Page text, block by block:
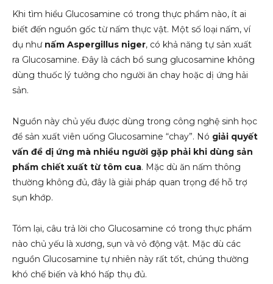
Khi tìm hiểu Glucosamine có trong thực phẩm nào, ít ai
biết đến nguồn gốc từ nấm thực vật. Một số loại nấm, ví
dụ như nấm Aspergillus niger, có khả năng tự sản xuất
ra Glucosamine. Đây là cách bổ sung glucosamine không
dùng thuốc lý tưởng cho người ăn chay hoặc dị ứng hải
sản.
Nguồn này chủ yếu được dùng trong công nghệ sinh học
để sản xuất viên uống Glucosamine “chay”. Nó giải quyết
vấn đề dị ứng mà nhiều người gặp phải khi dùng sản
phẩm chiết xuất từ tôm cua. Mặc dù ăn nấm thông
thường không đủ, đây là giải pháp quan trọng để hỗ trợ
sụn khớp.
Tóm lại, câu trả lời cho Glucosamine có trong thực phẩm
nào chủ yếu là xương, sụn và vỏ động vật. Mặc dù các
nguồn Glucosamine tự nhiên này rất tốt, chúng thường
khó chế biến và khó hấp thụ đủ.